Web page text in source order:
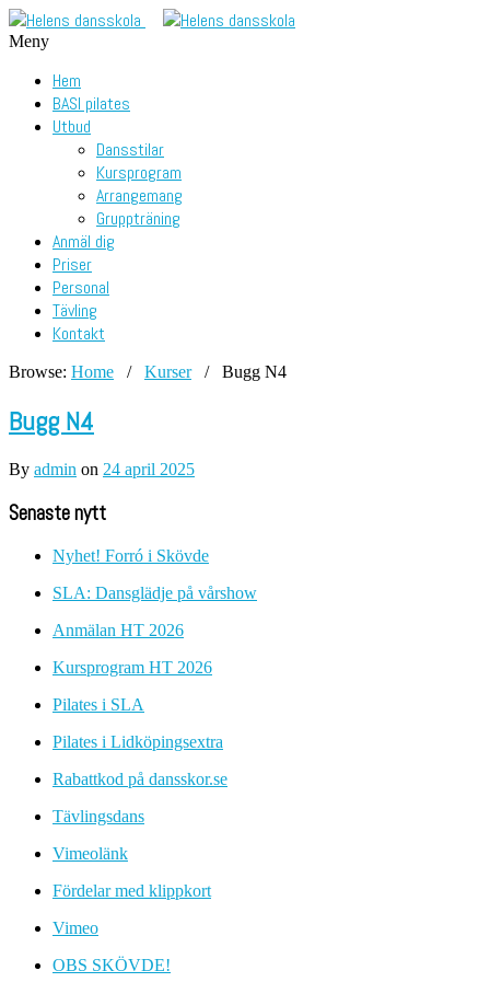
Meny
Hem
BASI pilates
Utbud
Dansstilar
Kursprogram
Arrangemang
Gruppträning
Anmäl dig
Priser
Personal
Tävling
Kontakt
Browse: Home / Kurser / Bugg N4
Bugg N4
By admin on 24 april 2025
Senaste nytt
Nyhet! Forró i Skövde
SLA: Dansglädje på vårshow
Anmälan HT 2026
Kursprogram HT 2026
Pilates i SLA
Pilates i Lidköpingsextra
Rabattkod på dansskor.se
Tävlingsdans
Vimeolänk
Fördelar med klippkort
Vimeo
OBS SKÖVDE!